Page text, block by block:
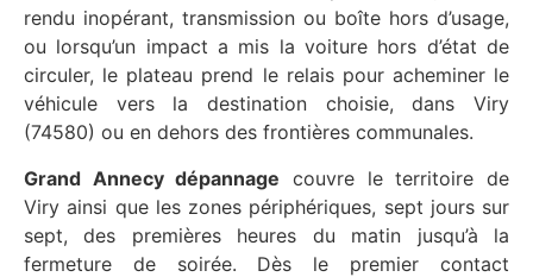
rendu inopérant, transmission ou boîte hors d’usage,
ou lorsqu’un impact a mis la voiture hors d’état de
circuler, le plateau prend le relais pour acheminer le
véhicule vers la destination choisie, dans Viry
(74580) ou en dehors des frontières communales.
Grand Annecy dépannage couvre le territoire de
Viry ainsi que les zones périphériques, sept jours sur
sept, des premières heures du matin jusqu’à la
fermeture de soirée. Dès le premier contact